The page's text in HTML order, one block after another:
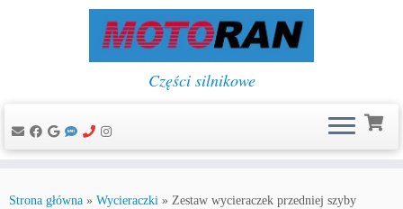
do
Części silnikowe
Strona główna » Wycieraczki » Zestaw wycieraczek przedniej szyby